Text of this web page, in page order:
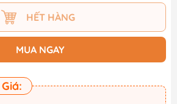
HẾT HÀNG
MUA NGAY